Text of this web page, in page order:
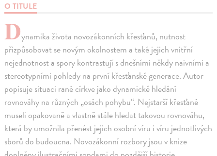
O TITULE
Dynamika života novozákonních křesťanů, nutnost
přizpůsobovat se novým okolnostem a také jejich vnitřní
nejednotnost a spory kontrastují s dnešními někdy naivními a
stereotypními pohledy na první křesťanské generace. Autor
popisuje situaci rané církve jako dynamické hledání
rovnováhy na různých „osách pohybu“. Nejstarší křesťané
museli opakovaně a vlastně stále hledat takovou rovnováhu,
která by umožnila přenést jejich osobní víru i víru jednotlivých
sborů do budoucna. Novozákonní rozbory jsou v knize